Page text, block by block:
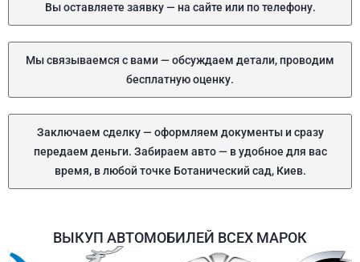
Вы оставляете заявку — на сайте или по телефону.
Мы связываемся с вами — обсуждаем детали, проводим
бесплатную оценку.
Заключаем сделку — оформляем документы и сразу
передаем деньги. Забираем авто — в удобное для вас
время, в любой точке Ботанический сад, Киев.
ВЫКУП АВТОМОБИЛЕЙ ВСЕХ МАРОК